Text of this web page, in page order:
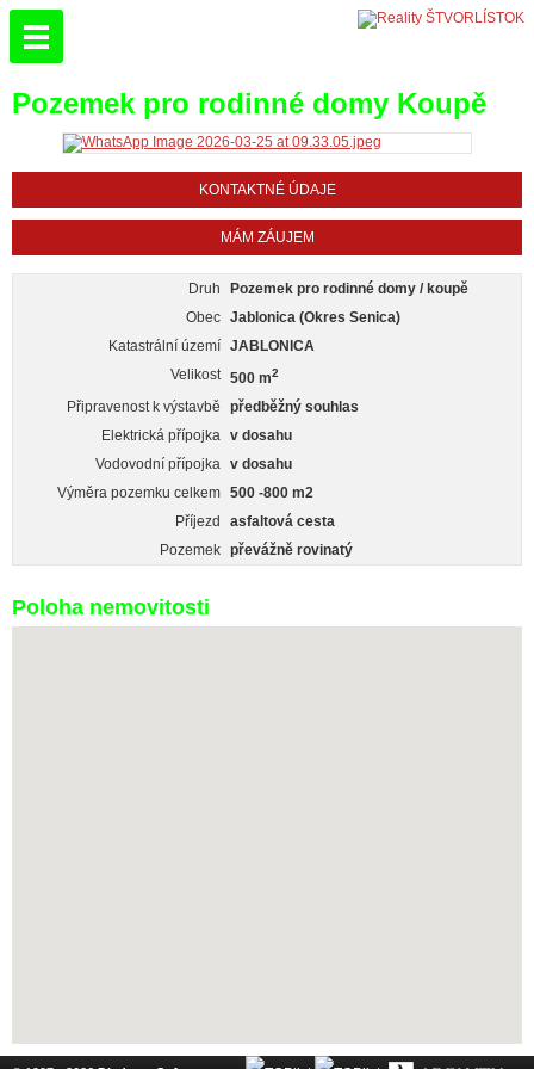
Pozemek pro rodinné domy Koupě
KONTAKTNÉ ÚDAJE
MÁM ZÁUJEM
Druh
Pozemek pro rodinné domy / koupě
Obec Jablonica (Okres Senica)
Katastrální území JABLONICA
Velikost 500 m2
Připravenost k výstavbě
předběžný souhlas
Elektrická přípojka v dosahu
Vodovodní přípojka v dosahu
Výměra pozemku celkem 500 -800 m2
Příjezd
asfaltová cesta
Pozemek převážně rovinatý
Poloha nemovitosti